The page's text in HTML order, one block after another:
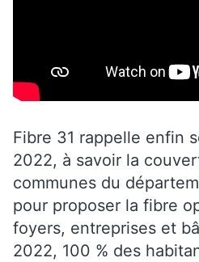
Fibre 31 rappelle enfin
2022, à savoir la
communes du
pour proposer la fibre
foyers, entreprises et
2022, 100 % des